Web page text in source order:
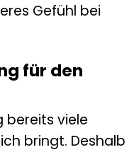
Gefühl bei
für den
bereits viele
bringt. Deshalb